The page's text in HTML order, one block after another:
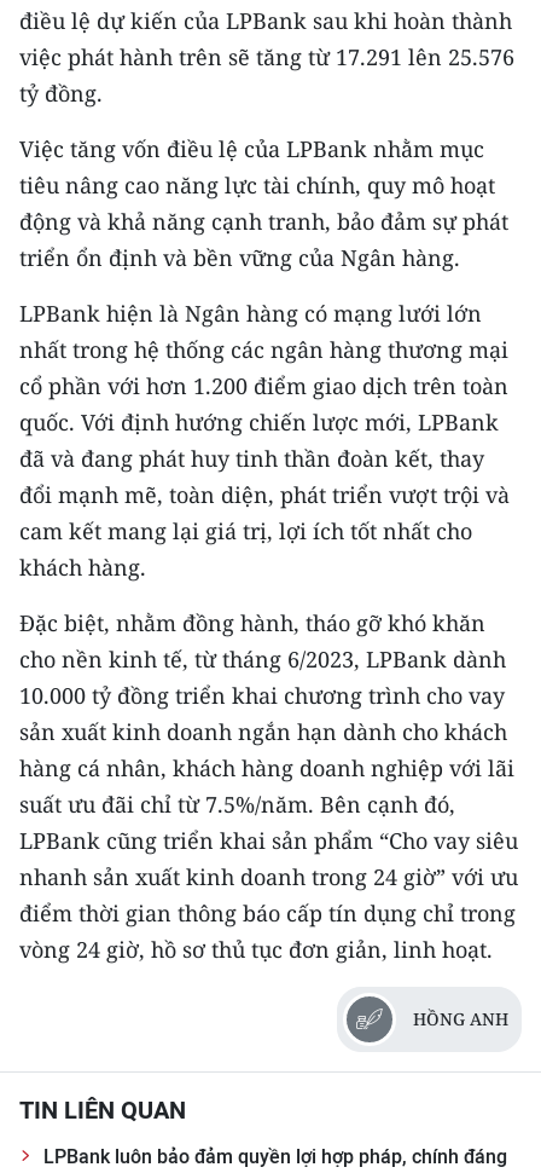
Video
Media Chính trị
Media Văn hóa
Media Xã hội
Media Du lịch
Media Thế giới
Media Thể thao
Media Giáo dục
Media Y tế
Media Khoa học - Công nghệ
Media Môi trường
Ảnh
Infographic
TIN MỚI
TIN ĐỊA PHƯƠNG
Trung du và miền núi phía Bắc
Bắc Trung Bộ
Duyên hải Nam Trung Bộ và Tây
Nguyên
điều lệ dự kiến của LPBank sau khi hoàn thành
việc phát hành trên sẽ tăng từ 17.291 lên 25.576
tỷ đồng.
Việc tăng vốn điều lệ của LPBank nhằm mục
tiêu nâng cao năng lực tài chính, quy mô hoạt
động và khả năng cạnh tranh, bảo đảm sự phát
triển ổn định và bền vững của Ngân hàng.
LPBank hiện là Ngân hàng có mạng lưới lớn
nhất trong hệ thống các ngân hàng thương mại
cổ phần với hơn 1.200 điểm giao dịch trên toàn
quốc. Với định hướng chiến lược mới, LPBank
đã và đang phát huy tinh thần đoàn kết, thay
đổi mạnh mẽ, toàn diện, phát triển vượt trội và
cam kết mang lại giá trị, lợi ích tốt nhất cho
khách hàng.
Đặc biệt, nhằm đồng hành, tháo gỡ khó khăn
cho nền kinh tế, từ tháng 6/2023, LPBank dành
10.000 tỷ đồng triển khai chương trình cho vay
sản xuất kinh doanh ngắn hạn dành cho khách
hàng cá nhân, khách hàng doanh nghiệp với lãi
suất ưu đãi chỉ từ 7.5%/năm. Bên cạnh đó,
LPBank cũng triển khai sản phẩm “Cho vay siêu
nhanh sản xuất kinh doanh trong 24 giờ” với ưu
điểm thời gian thông báo cấp tín dụng chỉ trong
vòng 24 giờ, hồ sơ thủ tục đơn giản, linh hoạt.
HỒNG ANH
TIN LIÊN QUAN
LPBank luôn bảo đảm quyền lợi hợp pháp, chính đáng